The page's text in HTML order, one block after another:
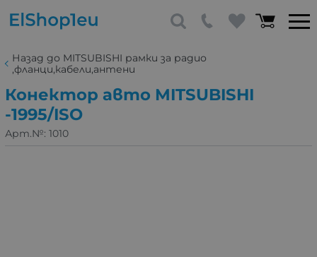
Назад до MITSUBISHI рамки за радио
,фланци,кабели,антени
Конектор авто MITSUBISHI
-1995/ISO
Арт.№: 1010